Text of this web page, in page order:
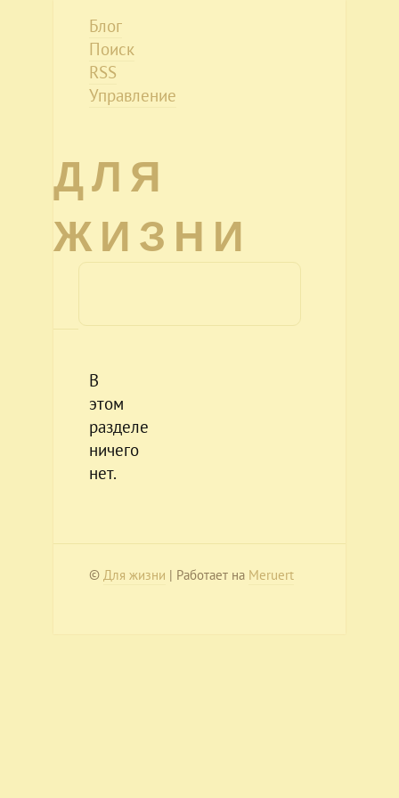
Блог
Поиск
RSS
Управление
ДЛЯ
ЖИЗНИ
В
этом
разделе
ничего
нет.
© Для жизни | Работает на Meruert